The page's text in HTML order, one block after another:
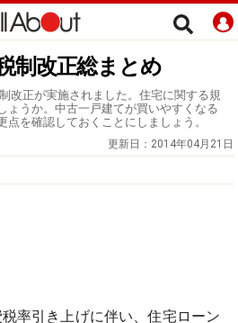
制改正総まとめ
改正が実施されました。住宅に関する規
ょうか。中古一戸建てが買いやすくなる
を確認しておくことにしましょう。
更新日： 2014年04月21日
率引き上げに伴い、住宅ローン